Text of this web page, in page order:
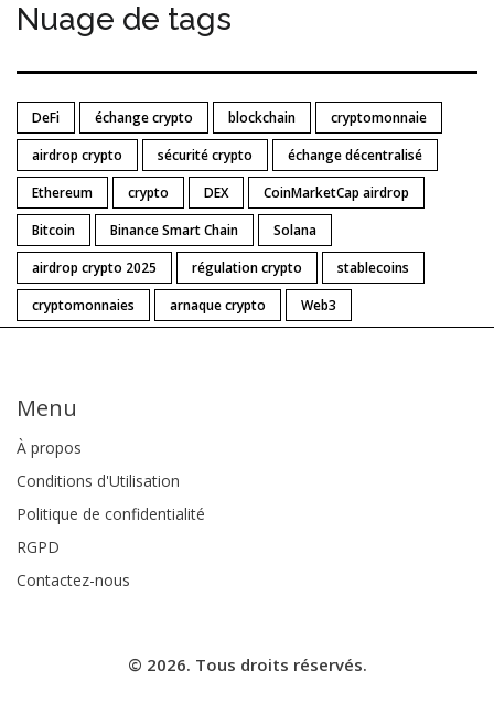
Nuage de tags
DeFi échange crypto blockchain
cryptomonnaie
airdrop crypto
sécurité crypto
échange décentralisé
Ethereum
crypto DEX
CoinMarketCap airdrop
Bitcoin
Binance Smart Chain
Solana
airdrop crypto 2025
régulation crypto
stablecoins
cryptomonnaies
arnaque crypto Web3
Menu
À propos
Conditions d'Utilisation
Politique de confidentialité
RGPD
Contactez-nous
© 2026. Tous droits réservés.